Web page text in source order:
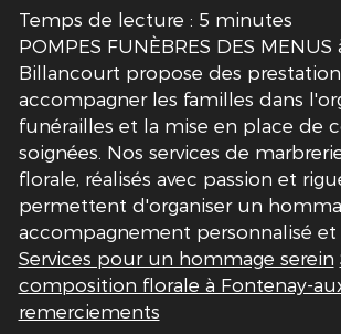
Temps de lecture : 5 minutes
POMPES FUNÈBRES DES
Billancourt propose des
accompagner les familles dans
funérailles et la mise en place de
soignées. Nos services de
florale, réalisés avec passion et
permettent d'organiser un
accompagnement personnalisé et
Services pour un hommage serein
composition florale à Fontenay-
remerciements